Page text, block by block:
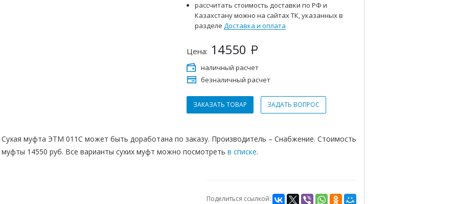
рассчитать стоимость доставки по РФ и
Казахстану можно на сайтах ТК, указанных в
разделе Доставка и оплата
Цена: 14550 Р
наличный расчет
безналичный расчет
ЗАКАЗАТЬ ТОВАР ЗАДАТЬ ВОПРОС
Сухая муфта ЭТМ 011С может быть доработана по заказу. Производитель – Снабжение. Стоимость
муфты 14550 руб. Все варианты сухих муфт можно посмотреть в списке.
Поделиться ссылкой: